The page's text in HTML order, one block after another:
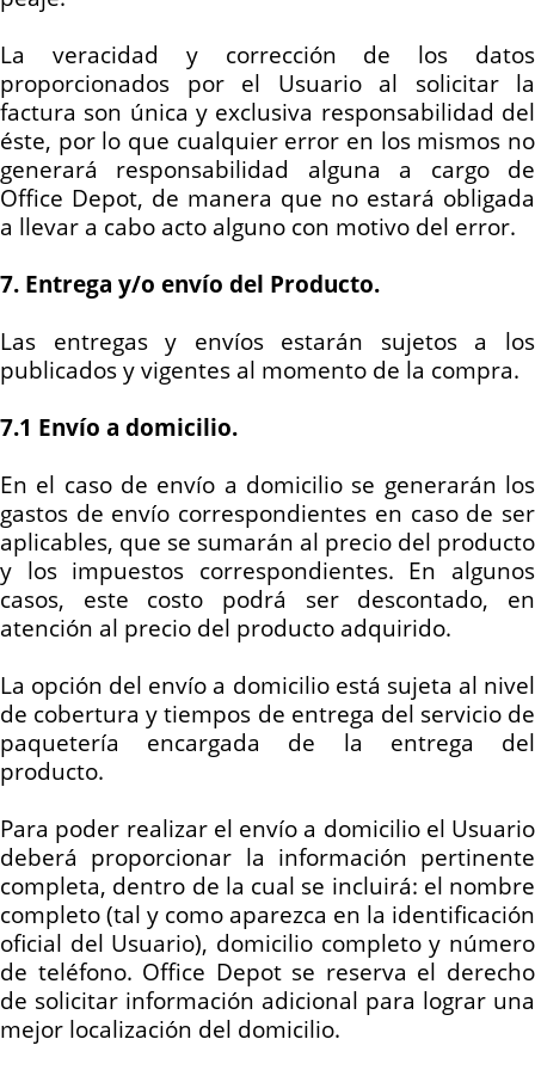
La veracidad y corrección de los datos
proporcionados por el Usuario al solicitar la
factura son única y exclusiva responsabilidad del
éste, por lo que cualquier error en los mismos no
generará responsabilidad alguna a cargo de
Office Depot, de manera que no estará obligada
a llevar a cabo acto alguno con motivo del error.
7. Entrega y/o envío del Producto.
Las entregas y envíos estarán sujetos a los
publicados y vigentes al momento de la compra.
7.1 Envío a domicilio.
En el caso de envío a domicilio se generarán los
gastos de envío correspondientes en caso de ser
aplicables, que se sumarán al precio del producto
y los impuestos correspondientes. En algunos
casos, este costo podrá ser descontado, en
atención al precio del producto adquirido.
La opción del envío a domicilio está sujeta al nivel
de cobertura y tiempos de entrega del servicio de
paquetería encargada de la entrega del
producto.
Para poder realizar el envío a domicilio el Usuario
deberá proporcionar la información pertinente
completa, dentro de la cual se incluirá: el nombre
completo (tal y como aparezca en la identificación
oficial del Usuario), domicilio completo y número
de teléfono. Office Depot se reserva el derecho
de solicitar información adicional para lograr una
mejor localización del domicilio.